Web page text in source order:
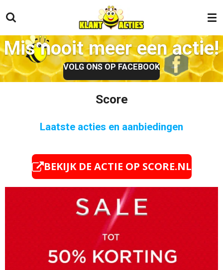
direct
naar
de
hoofdinhoud
Mis nooit meer een actie!
VOLG ONS OP FACEBOOK
Score
Laatste acties en aanbiedingen
BEKIJK DE ACTIE OP SCORE.NL